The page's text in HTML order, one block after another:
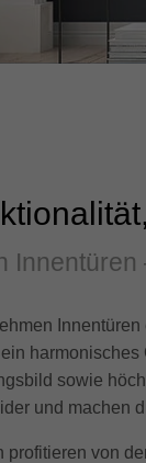
sowie
und machen
profitieren von